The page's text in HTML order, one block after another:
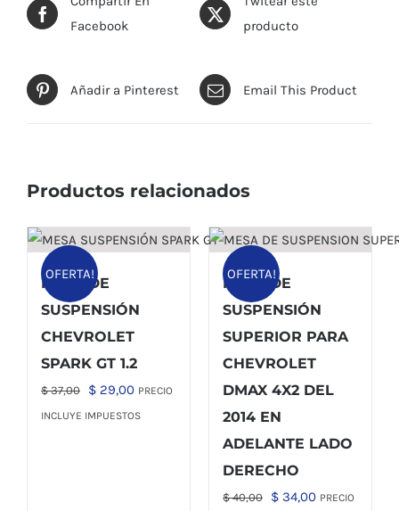
Facebook
producto
Añadir a Pinterest Email This Product
Productos relacionados
OFERTA!
MESA DE
SUSPENSIÓN
CHEVROLET
SPARK GT 1.2
$37,00
El
precio
$ 29,00El
precio
PRECIO
INCLUYE IMPUESTOS
OFERTA!
MESA DE
SUSPENSIÓN
SUPERIOR PARA
CHEVROLET
DMAX 4X2 DEL
2014 EN
ADELANTE LADO
DERECHO
$40,00
El
$ 34,00ElPRECIO